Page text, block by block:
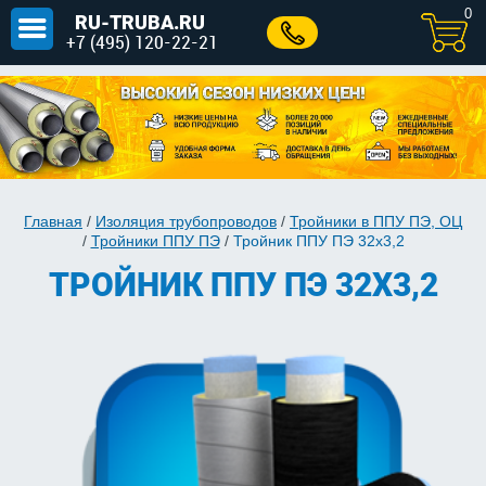
RU-TRUBA.RU
+7 (495) 120-22-21
0
Главная / Изоляция трубопроводов / Тройники в ППУ ПЭ, ОЦ
/ Тройники ППУ ПЭ/ Тройник ППУ ПЭ 32х3,2
ТРОЙНИК ППУ ПЭ 32Х3,2